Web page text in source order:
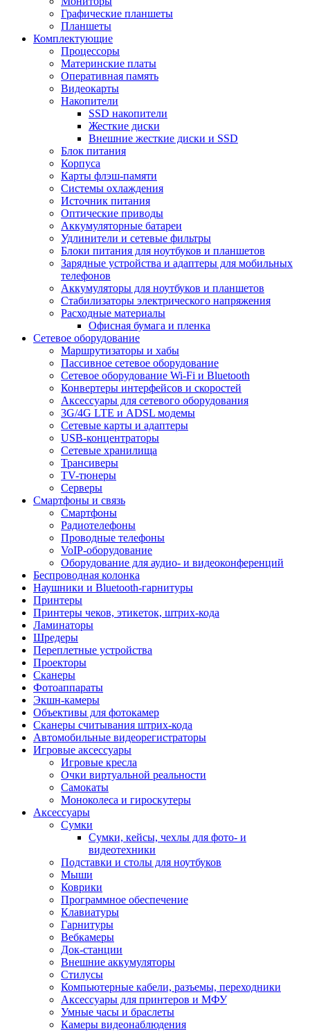
Графические планшеты
Планшеты
Комплектующие
Процессоры
Материнские платы
Оперативная память
Видеокарты
Накопители
SSD накопители
Жесткие диски
Внешние жесткие диски и SSD
Блок питания
Корпуса
Карты флэш-памяти
Системы охлаждения
Источник питания
Оптические приводы
Аккумуляторные батареи
Удлинители и сетевые фильтры
Блоки питания для ноутбуков и планшетов
Зарядные устройства и адаптеры для мобильных
телефонов
Аккумуляторы для ноутбуков и планшетов
Стабилизаторы электрического напряжения
Расходные материалы
Офисная бумага и пленка
Сетевое оборудование
Маршрутизаторы и хабы
Пассивное сетевое оборудование
Сетевое оборудование Wi-Fi и Bluetooth
Конвертеры интерфейсов и скоростей
Аксессуары для сетевого оборудования
3G/4G LTE и ADSL модемы
Сетевые карты и адаптеры
USB-концентраторы
Сетевые хранилища
Трансиверы
TV-тюнеры
Серверы
Смартфоны и связь
Смартфоны
Радиотелефоны
Проводные телефоны
VoIP-оборудование
Оборудование для аудио- и видеоконференций
Беспроводная колонка
Наушники и Bluetooth-гарнитуры
Принтеры
Принтеры чеков, этикеток, штрих-кода
Ламинаторы
Шредеры
Переплетные устройства
Проекторы
Сканеры
Фотоаппараты
Экшн-камеры
Объективы для фотокамер
Сканеры считывания штрих-кода
Автомобильные видеорегистраторы
Игровые аксессуары
Игровые кресла
Очки виртуальной реальности
Самокаты
Моноколеса и гироскутеры
Аксессуары
Сумки
Сумки, кейсы, чехлы для фото- и
видеотехники
Подставки и столы для ноутбуков
Мыши
Коврики
Программное обеспечение
Клавиатуры
Гарнитуры
Вебкамеры
Док-станции
Внешние аккумуляторы
Стилусы
Компьютерные кабели, разъемы, переходники
Аксессуары для принтеров и МФУ
Умные часы и браслеты
Камеры видеонаблюдения